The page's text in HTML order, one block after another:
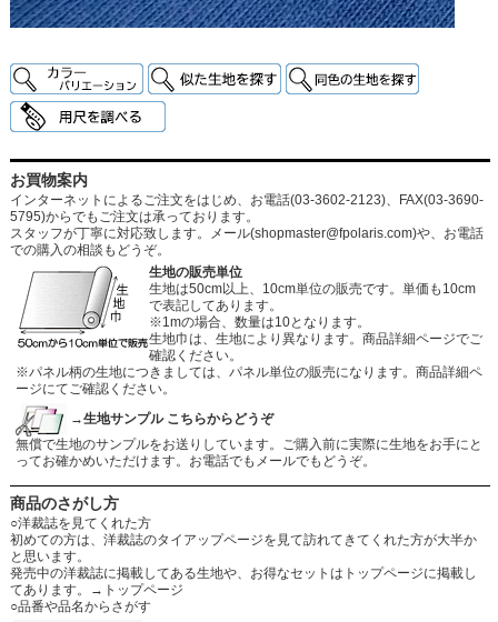
お買物案内
インターネットによるご注文をはじめ、お電話(03-3602-2123)、FAX(03-3690-
5795)からでもご注文は承っております。
スタッフが丁寧に対応致します。メール(shopmaster@fpolaris.com)や、お電話
での購入の相談もどうぞ。
生地の販売単位
生地は50cm以上、10cm単位の販売です。単価も10cm
で表記してあります。
※1mの場合、数量は10となります。
生地巾は、生地により異なります。商品詳細ページでご
確認ください。
※パネル柄の生地につきましては、パネル単位の販売になります。商品詳細ペ
ージにてご確認ください。
→生地サンプル こちらからどうぞ
無償で生地のサンプルをお送りしています。ご購入前に実際に生地をお手にと
ってお確かめいただけます。お電話でもメールでもどうぞ。
商品のさがし方
○洋裁誌を見てくれた方
初めての方は、洋裁誌のタイアップページを見て訪れてきてくれた方が大半か
と思います。
発売中の洋裁誌に掲載してある生地や、お得なセットはトップページに掲載し
てあります。
→トップページ
○品番や品名からさがす